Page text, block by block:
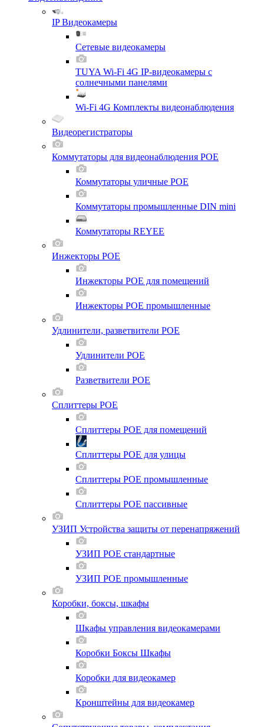
IP Видеокамеры
Сетевые видеокамеры
TUYA Wi-Fi 4G IP-видеокамеры с
солнечными панелями
Wi-Fi 4G Комплекты видеонаблюдения
Видеорегистраторы
Коммутаторы для видеонаблюдения POE
Коммутаторы уличные POE
Коммутаторы промышленные DIN mini
Коммутаторы REYEE
Инжекторы POE
Инжекторы POE для помещений
Инжекторы POE промышленные
Удлинители, разветвители POE
Удлинители POE
Разветвители POE
Сплиттеры POE
Сплиттеры POE для помещений
Сплиттеры POE для улицы
Сплиттеры POE промышленные
Сплиттеры POE пассивные
УЗИП Устройства защиты от перенапряжений
УЗИП POE стандартные
УЗИП POE промышленные
Коробки, боксы, шкафы
Шкафы управления видеокамерами
Коробки Боксы Шкафы
Коробки для видеокамер
Кронштейны для видеокамер